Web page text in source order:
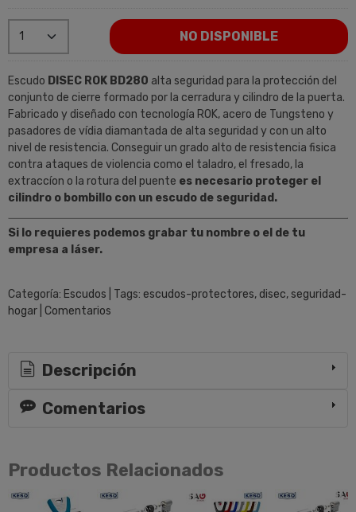
NO DISPONIBLE
Escudo DISEC ROK BD280 alta seguridad para la protección del
conjunto de cierre formado por la cerradura y cilindro de la puerta.
Fabricado y diseñado con tecnología ROK, acero de Tungsteno y
pasadores de vídia diamantada de alta seguridad y con un alto
nivel de resistencia. Conseguir un grado alto de resistencia fisica
contra ataques de violencia como el taladro, el fresado, la
extraccíon o la rotura del puente es necesario proteger el
cilindro o bombillo con un escudo de seguridad.
Si lo requieres podemos grabar tu nombre o el de tu
empresa a láser.
Categoría: Escudos Tags: escudos-protectores disec seguridad-
hogar Comentarios
Descripción
Comentarios
Productos Relacionados